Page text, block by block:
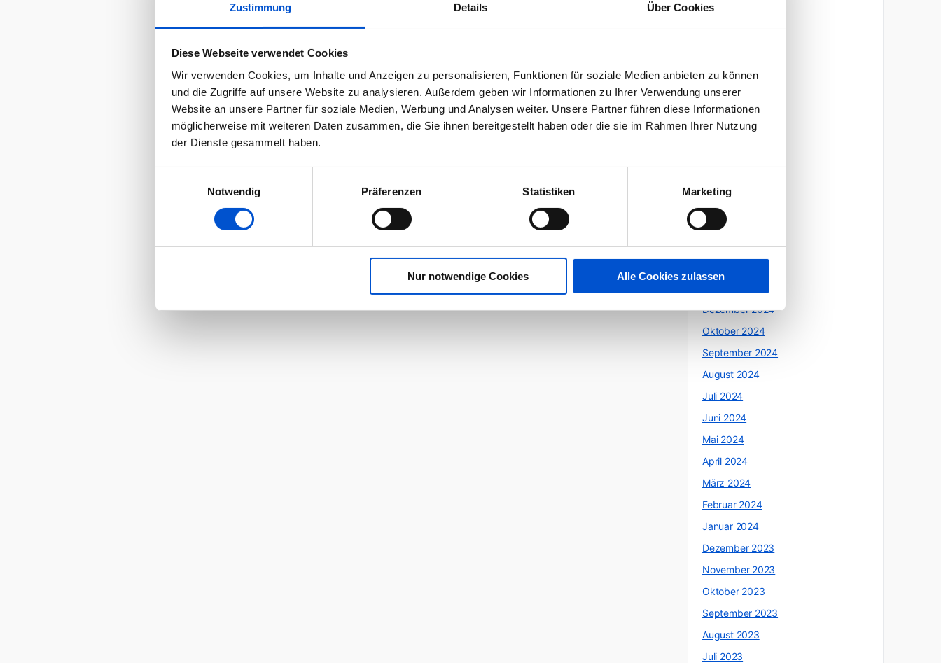
Zustimmung Details Über Cookies
Diese Webseite verwendet Cookies
Wir verwenden Cookies, um Inhalte und Anzeigen zu personalisieren, Funktionen für soziale Medien anbieten zu können
und die Zugriffe auf unsere Website zu analysieren. Außerdem geben wir Informationen zu Ihrer Verwendung unserer
Website an unsere Partner für soziale Medien, Werbung und Analysen weiter. Unsere Partner führen diese Informationen
möglicherweise mit weiteren Daten zusammen, die Sie ihnen bereitgestellt haben oder die sie im Rahmen Ihrer Nutzung
der Dienste gesammelt haben.
Notwendig
Präferenzen Statistiken Marketing
Nur notwendige Cookies Alle Cookies zulassen
April 2026
März 2026
November 2025
Oktober 2025
Mai 2025
April 2025
März 2025
Dezember 2024
Oktober 2024
September 2024
August 2024
Juli 2024
Juni 2024
Mai 2024
April 2024
März 2024
Februar 2024
Januar 2024
Dezember 2023
November 2023
Oktober 2023
September 2023
August 2023
Juli 2023